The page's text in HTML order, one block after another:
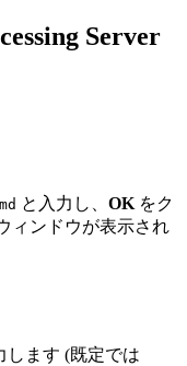
Server
と入力し、 OK をク
ィンドウが表示され
します (既定では